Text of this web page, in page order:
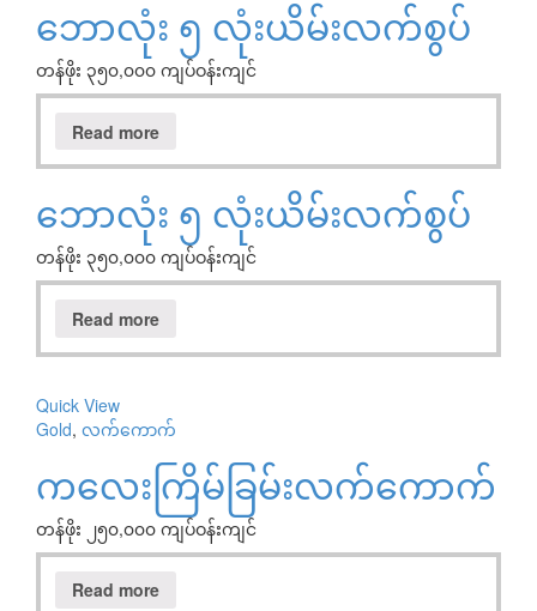
ဘောလုံး ၅ လုံးယိမ်းလက်စွပ်
တန်ဖိုး ၃၅၀,၀၀၀ ကျပ်ဝန်းကျင်
Read more
ဘောလုံး ၅ လုံးယိမ်းလက်စွပ်
တန်ဖိုး ၃၅၀,၀၀၀ ကျပ်ဝန်းကျင်
Read more
Quick View
Gold, လက်ကောက်
ကလေးကြိမ်ခြမ်းလက်ကောက်
တန်ဖိုး ၂၅၀,၀၀၀ ကျပ်ဝန်းကျင်
Read more